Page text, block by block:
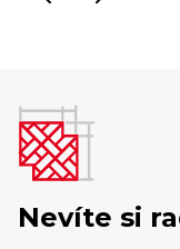
Nevíte si